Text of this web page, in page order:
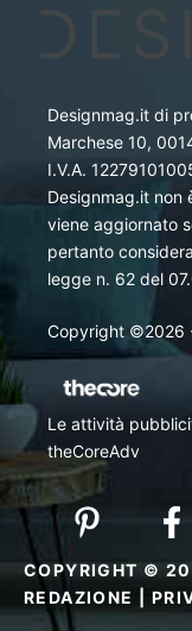
Designmag.it di
Marchese 10,
I.V.A.
Designmag.it non
viene aggiornato
pertanto
legge n. 62 del
Copyright ©2026
Le attività
theCoreAdv
COPYRIGHT ©
REDAZIONE